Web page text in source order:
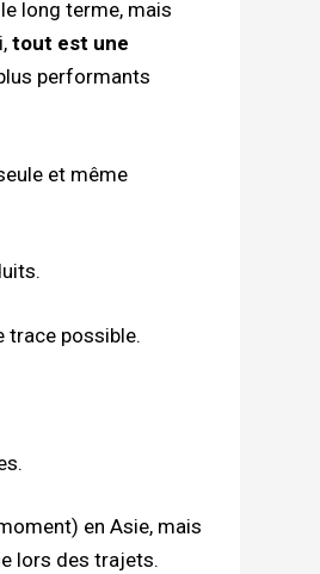
long terme, mais
tout est une
performants
et même
trace possible.
en Asie, mais
lors des trajets.